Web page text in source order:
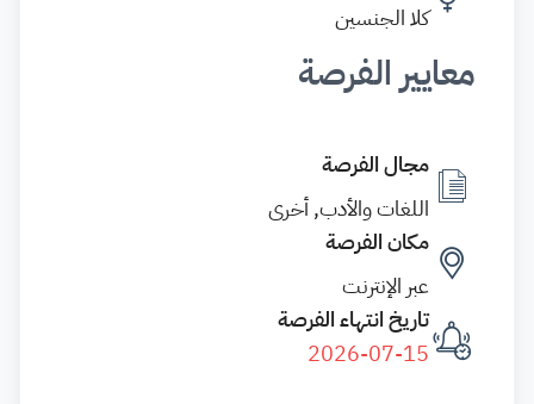
كلا الجنسين
معايير الفرصة
مجال الفرصة
اللغات والأدب, أخرى
مكان الفرصة
عبر الإنترنت
تاريخ انتهاء الفرصة
2026-07-15